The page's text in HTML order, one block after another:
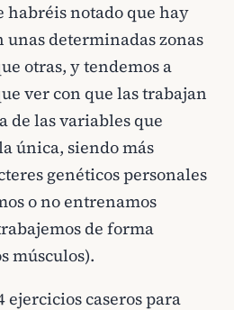
habréis notado que hay
unas determinadas zonas
otras, y tendemos a
ver con que las trabajan
de las variables que
única, siendo más
genéticos personales
o no entrenamos
de forma
músculos).
ejercicios caseros para